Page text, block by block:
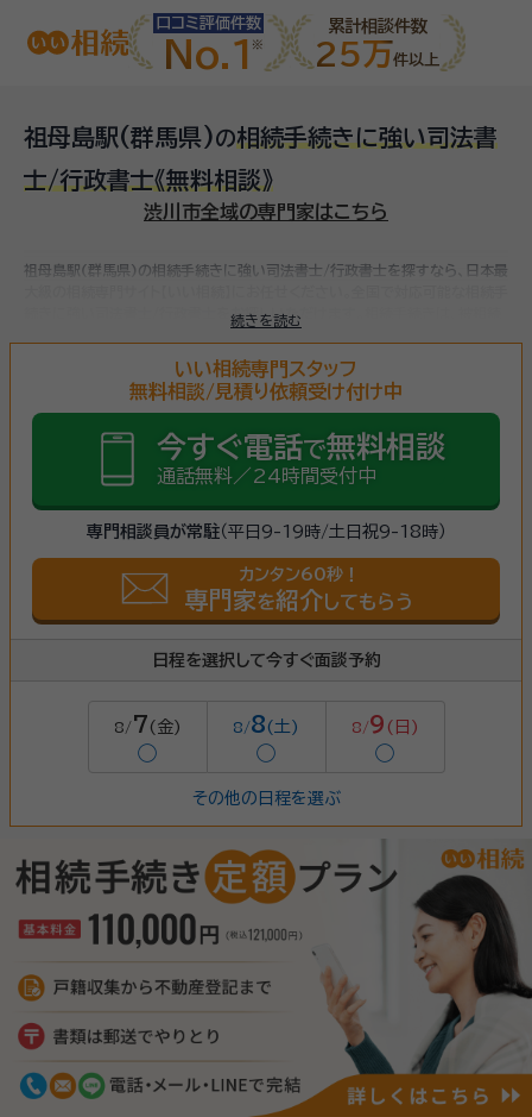
口コミ評価件数
No.1
累計相談件数
25万件以上
祖母島駅(群馬県)の相続手続きに強い司法書
士/行政書士《無料相談》
渋川市全域の専門家はこちら
続きを読む
祖母島駅(群馬県)の相続手続きに強い司法書士/行政書士を探すなら、日本最
続きに強い司法書士/行政書士をお探しいただけます。
（相続財産が基礎控除額を超えていた場合）など多岐に渡るため、相続手続き
まずは相談しましょう。
いい相続専門スタッフ
無料相談/見積り依頼受け付け中
今すぐ電話で無料相談
通話無料／24時間受付中
専門相談員が常駐（平日9-19時/土日祝9-18時）
カンタン60秒！
専門家を紹介 してもらう
日程を選択して今すぐ面談予約
8/7 (金)
◯
8/8(土)
◯
8/9 (日)
◯
その他の日程を選ぶ